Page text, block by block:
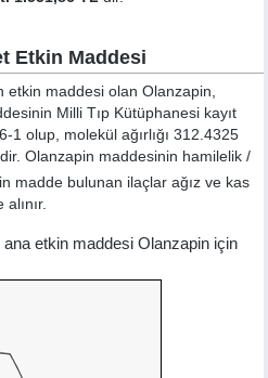
Etkin Maddesi
etkin maddesi olan Olanzapin,
Milli Tıp Kütüphanesi kayıt
1 olup, molekül ağırlığı 312.4325
Olanzapin maddesinin hamilelik /
madde bulunan ilaçlar ağız ve kas
ana etkin maddesi Olanzapin için